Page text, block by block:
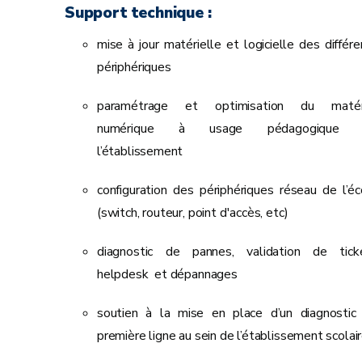
Support technique :
mise à jour matérielle et logicielle des
périphériques
paramétrage et optimisation du
numérique à usage pédagogique
l’établissement
configuration des périphériques réseau de
(switch, routeur, point d'accès, etc)
diagnostic de pannes, validation de
helpdesk et dépannages
soutien à la mise en place d’un
première ligne au sein de l’établissement